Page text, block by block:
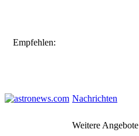
Empfehlen:
Nachrichten
Weitere Angebote